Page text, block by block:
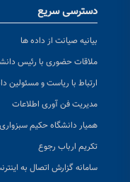
دسترسی سریع
بیانیه صیانت از داده ها
ملاقات حضوری با رئیس
ارتباط با ریاست و مسئولین
مدیریت فن آوری اطلاعات
همیار دانشگاه حکیم سبزواری
تکریم ارباب رجوع
سامانه گزارش اتصال به